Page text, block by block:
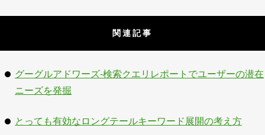
関連記事
グーグルアドワーズ-検索クエリレポートでユーザーの潜在
ニーズを発掘
とっても有効なロングテールキーワード展開の考え方